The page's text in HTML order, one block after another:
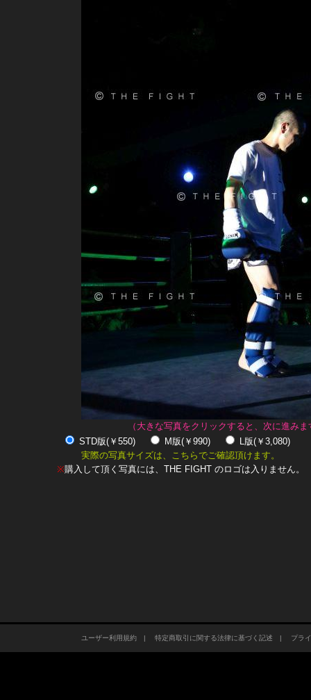
（大きな写真をクリックすると、次に進みま
STD版(￥550)
M版(￥990)
L版(￥3,080)
実際の写真サイズは、こちらでご確認頂けます。
※購入して頂く写真には、THE FIGHT のロゴは入りません。
ユーザー利用規約| 特定商取引に関する法律に基づく記述 | プラ